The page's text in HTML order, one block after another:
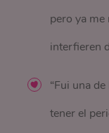
pero ya
interfieren
“Fui una
tener el